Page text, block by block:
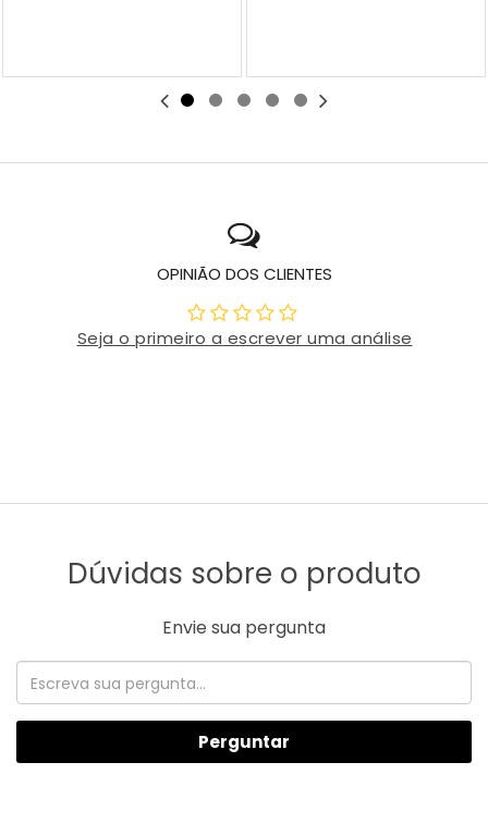
OPINIÃO DOS CLIENTES
Seja o primeiro a escrever uma análise
Dúvidas sobre o produto
Envie sua pergunta
Perguntar